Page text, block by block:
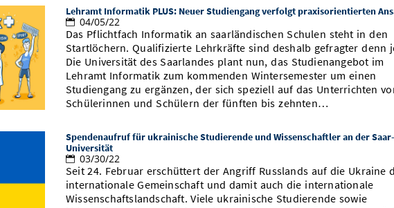
Lehramt Informatik PLUS: Neuer Studiengang verfolgt praxisorientierten
04/05/22
Das Pflichtfach Informatik an saarländischen Schulen steht in den
Startlöchern. Qualifizierte Lehrkräfte sind deshalb gefragter denn
Die Universität des Saarlandes plant nun, das Studienangebot im
Lehramt Informatik zum kommenden Wintersemester um einen
Studiengang zu ergänzen, der sich speziell auf das Unterrichten
Schülerinnen und Schülern der fünften bis zehnten…
Spendenaufruf für ukrainische Studierende und Wissenschaftler an der Saar-
Universität
03/30/22
Seit 24. Februar erschüttert der Angriff Russlands auf die Ukraine
internationale Gemeinschaft und damit auch die internationale
Wissenschaftslandschaft. Viele ukrainische Studierende sowie